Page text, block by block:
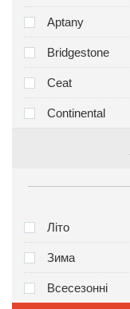
Aptany
Bridgestone
Ceat
Continental
Літо
Зима
Всесезонні